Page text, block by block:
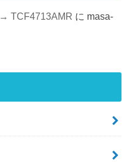
TCF4713AMR に masa-